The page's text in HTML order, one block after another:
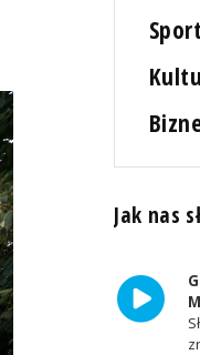
Sport
Jak nas